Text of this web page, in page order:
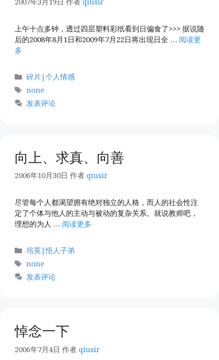
上午十点多钟，透过四层塑料彩纸看到日偏食了>>> 据说随
后的2008年8月1日和2009年7月22日将出现日全 … 阅读更
多
分
碎片|个人情感
标
签
none
发表评论
向上、求真、向善
2006年10月30日 作者 qiusir
尽管每个人都渴望拥有绝对独立的人格，而人的社会性注
定了个体与他人的主动与被动的复杂关系。就说教师吧，
理想的为人 … 阅读更多
分
培英|悟人子弟
标
签
none
发表评论
悼念一下
2006年7月4日 作者 qiusir